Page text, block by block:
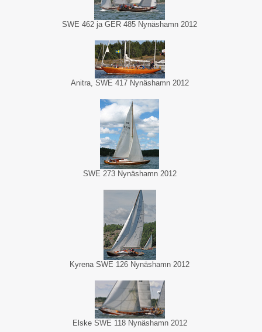
SWE 462 ja GER 485 Nynäshamn 2012
Anitra, SWE 417 Nynäshamn 2012
SWE 273 Nynäshamn 2012
Kyrena SWE 126 Nynäshamn 2012
Elske SWE 118 Nynäshamn 2012